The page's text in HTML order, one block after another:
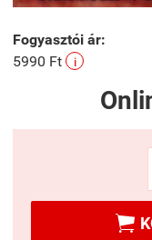
Fogyasztói ár:
5990 Ft
i
